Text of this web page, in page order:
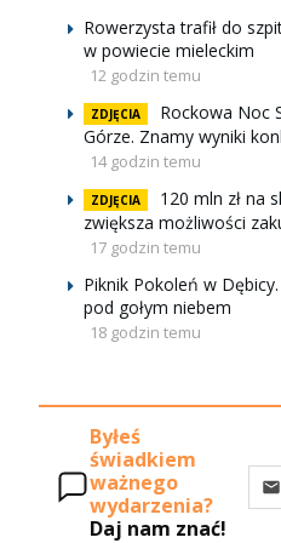
Rowerzysta trafił do
w powiecie mieleckim
12 godzin temu
ZDJĘCIA
Rockowa Noc
Górze. Znamy wyniki
14 godzin temu
ZDJĘCIA
120 mln zł na
zwiększa możliwości
17 godzin temu
Piknik Pokoleń w
pod gołym niebem
18 godzin temu
Byłeś
świadkiem
ważnego
wydarzenia?
Daj nam znać!